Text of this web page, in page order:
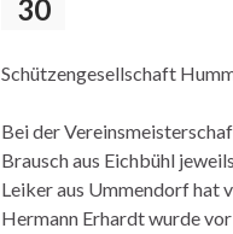
30
Schützengesellschaft
Bei der
Brausch aus Eichbühl
Leiker aus Ummendorf hat
Hermann Erhardt wurde